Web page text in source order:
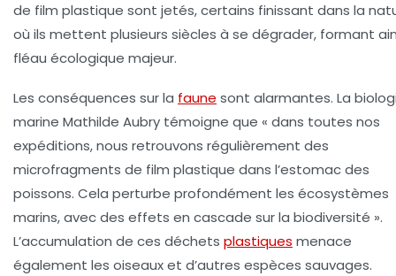
de film plastique sont jetés, certains finissant dans la
où ils mettent plusieurs siècles à se dégrader, formant
fléau écologique majeur.
Les conséquences sur la faune sont alarmantes. La
marine Mathilde Aubry témoigne que « dans toutes nos
expéditions, nous retrouvons régulièrement des
microfragments de film plastique dans l’estomac des
poissons. Cela perturbe profondément les écosystèmes
marins, avec des effets en cascade sur la biodiversité ».
L’accumulation de ces déchets plastiques menace
également les oiseaux et d’autres espèces sauvages.